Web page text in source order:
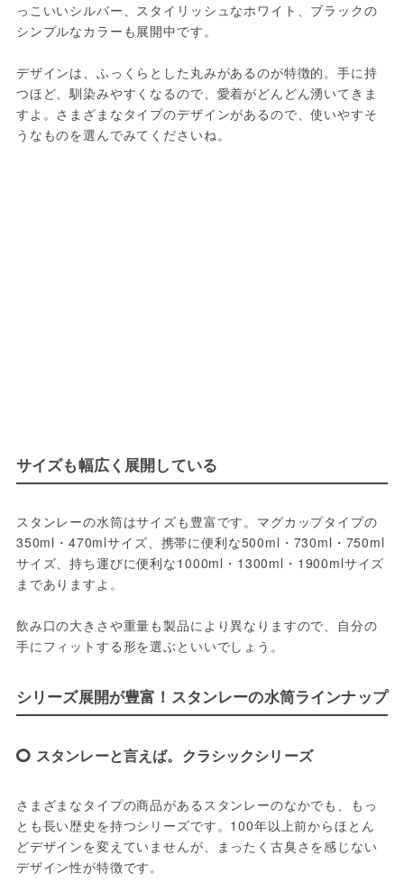
っこいいシルバー、スタイリッシュなホワイト、ブラックの
シンプルなカラーも展開中です。
デザインは、ふっくらとした丸みがあるのが特徴的。手に持
つほど、馴染みやすくなるので、愛着がどんどん湧いてきま
すよ。さまざまなタイプのデザインがあるので、使いやすそ
うなものを選んでみてくださいね。
サイズも幅広く展開している
スタンレーの水筒はサイズも豊富です。マグカップタイプの
350ml・470mlサイズ、携帯に便利な500ml・730ml・750ml
サイズ、持ち運びに便利な1000ml・1300ml・1900mlサイズ
までありますよ。
飲み口の大きさや重量も製品により異なりますので、自分の
手にフィットする形を選ぶといいでしょう。
シリーズ展開が豊富！スタンレーの水筒ラインナップ
スタンレーと言えば。クラシックシリーズ
さまざまなタイプの商品があるスタンレーのなかでも、もっ
とも長い歴史を持つシリーズです。100年以上前からほとん
どデザインを変えていませんが、まったく古臭さを感じない
デザイン性が特徴です。